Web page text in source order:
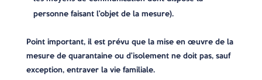
personne faisant l’objet de la mesure).
Point important, il est prévu que la mise en œuvre de la
mesure de quarantaine ou d’isolement ne doit pas, sauf
exception, entraver la vie familiale.